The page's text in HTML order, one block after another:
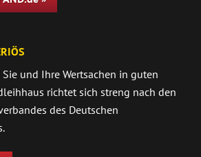
Sie und Ihre Wertsachen in guten
richtet sich streng nach den
des Deutschen